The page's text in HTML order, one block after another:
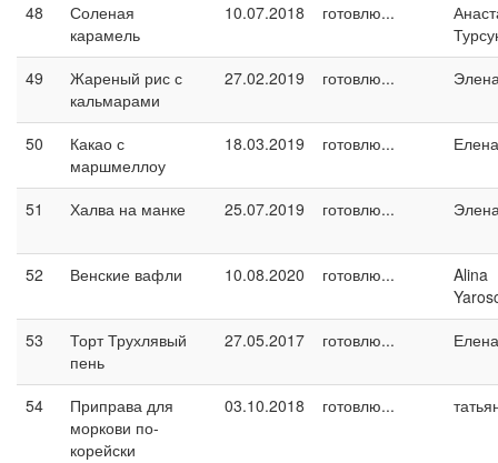
48
Соленая
карамель
10.07.2018 готовлю...
49
Жареный рис с
кальмарами
27.02.2019 готовлю...
50
Какао с
маршмеллоу
18.03.2019 готовлю...
51 Халва на манке 25.07.2019 готовлю...
52 Венские вафли 10.08.2020 готовлю...
Alina
53
Торт Трухлявый
пень
27.05.2017 готовлю...
54
Приправа для
моркови по-
корейски
03.10.2018 готовлю...